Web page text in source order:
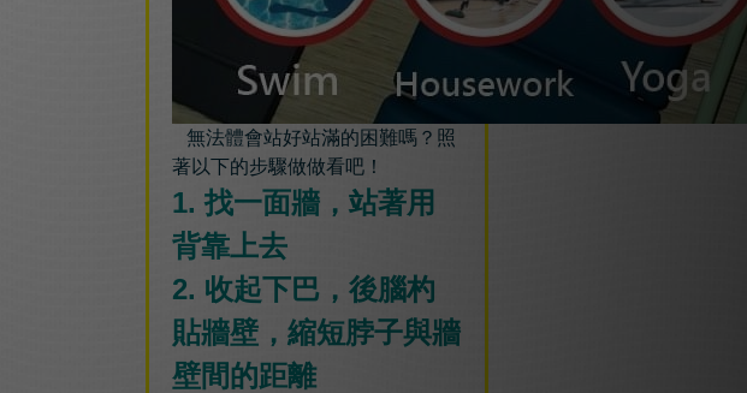
無法體會站好站滿的困難嗎？照
著以下的步驟做做看吧！
1. 找一面牆，站著用
背靠上去
2. 收起下巴，後腦杓
貼牆壁，縮短脖子與牆
壁間的距離